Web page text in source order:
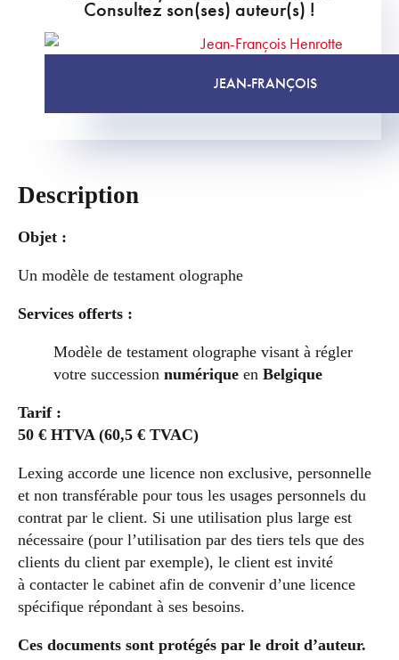
Consultez son(ses) auteur(s) !
JEAN-FRANÇOIS
Description
Objet :
Un modèle de testament olographe
Services offerts :
Modèle de testament olographe visant à régler
votre succession numérique en Belgique
Tarif :
50 € HTVA (60,5 € TVAC)
Lexing accorde une licence non exclusive, personnelle
et non transférable pour tous les usages personnels du
contrat par le client. Si une utilisation plus large est
nécessaire (pour l’utilisation par des tiers tels que des
clients du client par exemple), le client est invité
à contacter le cabinet afin de convenir d’une licence
spécifique répondant à ses besoins.
Ces documents sont protégés par le droit d’auteur.